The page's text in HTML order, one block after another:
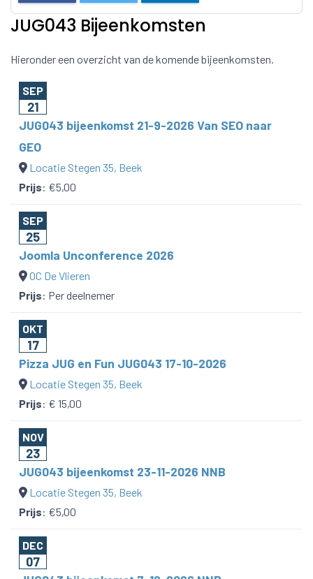
JUG043 Bijeenkomsten
Hieronder een overzicht van de komende bijeenkomsten.
SEP
21
JUG043 bijeenkomst 21-9-2026 Van SEO naar
GEO
Locatie Stegen 35, Beek
Prijs: €5,00
SEP
25
Joomla Unconference 2026
OC De Vlieren
Prijs: Per deelnemer
OKT
17
Pizza JUG en Fun JUG043 17-10-2026
Locatie Stegen 35, Beek
Prijs: € 15,00
NOV
23
JUG043 bijeenkomst 23-11-2026 NNB
Locatie Stegen 35, Beek
Prijs: €5,00
DEC
07